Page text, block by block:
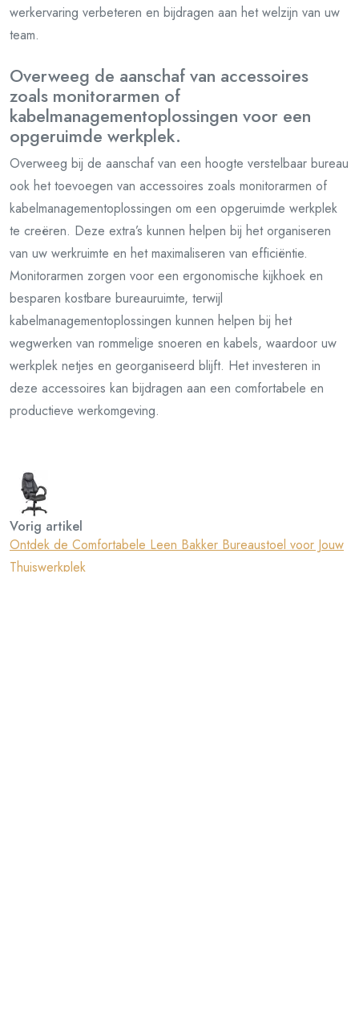
werkervaring verbeteren en bijdragen aan het welzijn van uw
team.
Overweeg de aanschaf van accessoires
zoals monitorarmen of
kabelmanagementoplossingen voor een
opgeruimde werkplek.
Overweeg bij de aanschaf van een hoogte verstelbaar bureau
ook het toevoegen van accessoires zoals monitorarmen of
kabelmanagementoplossingen om een opgeruimde werkplek
te creëren. Deze extra’s kunnen helpen bij het organiseren
van uw werkruimte en het maximaliseren van efficiëntie.
Monitorarmen zorgen voor een ergonomische kijkhoek en
besparen kostbare bureauruimte, terwijl
kabelmanagementoplossingen kunnen helpen bij het
wegwerken van rommelige snoeren en kabels, waardoor uw
werkplek netjes en georganiseerd blijft. Het investeren in
deze accessoires kan bijdragen aan een comfortabele en
productieve werkomgeving.
Vorig artikel
Ontdek de Comfortabele Leen Bakker Bureaustoel voor Jouw
Thuiswerkplek